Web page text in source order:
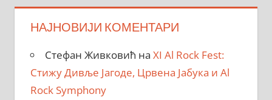
НАЈНОВИЈИ КОМЕНТАРИ
Стефан Живковић на XI Al Rock Fest:
Стижу Дивље Јагоде, Црвена Јабука и Al
Rock Symphony